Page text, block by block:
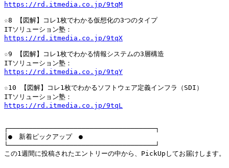
https://rd.itmedia.co.jp/9tqM
☆8 【図解】コレ1枚でわかる仮想化の3つのタイプ
https://rd.itmedia.co.jp/9tqX
☆9 【図解】コレ1枚でわかる情報システムの3層構造
https://rd.itmedia.co.jp/9tqY
☆10 【図解】コレ1枚でわかるソフトウェア定義インフラ（SDI）
https://rd.itmedia.co.jp/9tqL
┌────────────────────────────────────┐
│●　新着ピックアップ
└────────────────────────────────────┘
この1週間に投稿されたエントリーの中から、PickUpしてお届けします。